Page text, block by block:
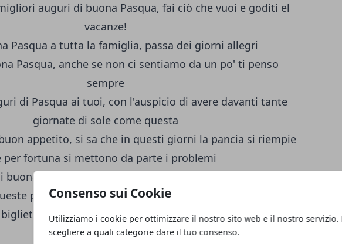
Consenso sui Cookie
Utilizziamo i cookie per ottimizzare il nostro sito web e il nostro servizio.
scegliere a quali categorie dare il tuo consenso.
auguri di buona Pasqua, fai ciò che vuoi e goditi el
vacanze!
Pasqua a tutta la famiglia, passa dei giorni allegri
Pasqua, anche se non ci sentiamo da un po' ti penso
sempre
di Pasqua ai tuoi, con l'auspicio di avere davanti tante
giornate di sole come questa
appetito, si sa che in questi giorni la pancia si riempie
per fortuna si mettono da parte i problemi
Pasqua, passa delle vacanze piacevoli con chi ami
parole voglio augurarti una Buona Pasqua
con gli auguri di Buona Pasqua ti raggiunga in un
momento felice